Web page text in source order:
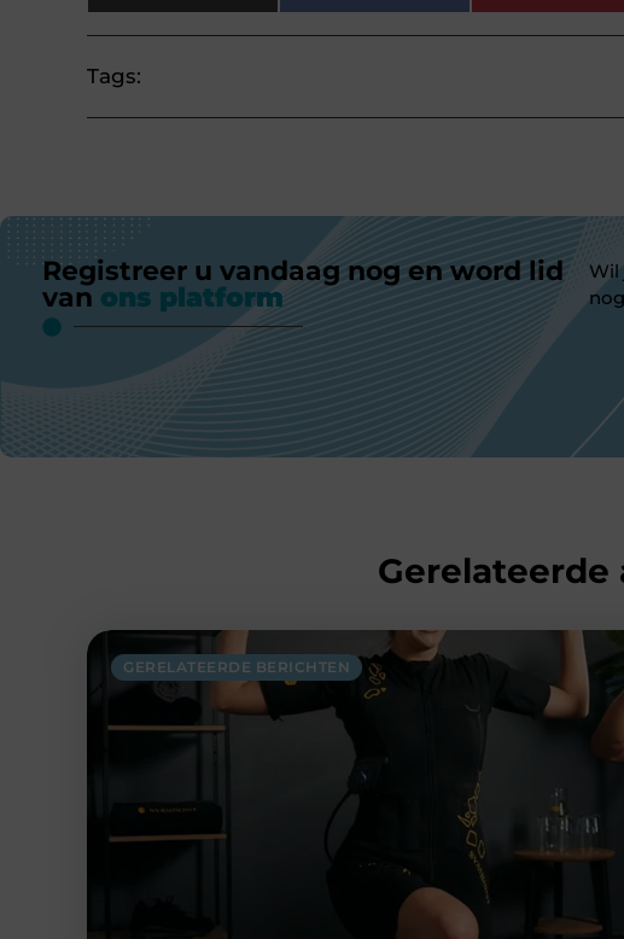
Tags:
Registreer u vandaag nog en word lid
van ons platform
Wil
Gerelateerde
GERELATEERDE BERICHTEN